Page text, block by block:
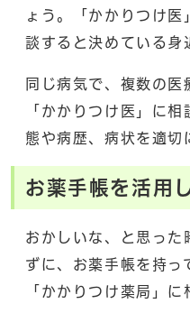
ょう。「かかりつけ医
談すると決めている身
同じ病気で、複数の医
「かかりつけ医」に
態や病歴、病状を適切
お薬手帳を活用
おかしいな、と思った
ずに、お薬手帳を持っ
「かかりつけ薬局」に